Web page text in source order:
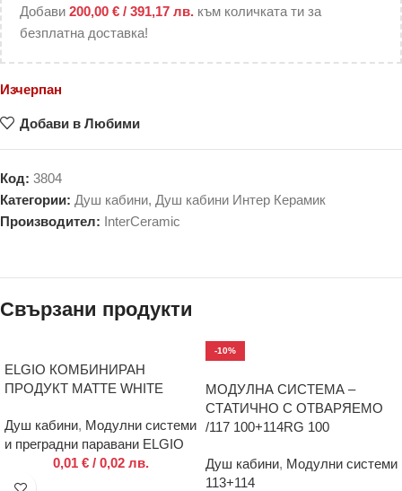
Добави 200,00 € / 391,17 лв. към количката ти за
безплатна доставка!
Изчерпан
Добави в Любими
Код: 3804
Категории: Душ кабини, Душ кабини Интер Керамик
Производител: InterCeramic
Свързани продукти
ELGIO КОМБИНИРАН
ПРОДУКТ MATTE WHITE
Душ кабини, Модулни системи
и преградни паравани ELGIO
0,01 €/ 0,02 лв.
-10%
МОДУЛНА СИСТЕМА –
СТАТИЧНО С ОТВАРЯЕМО
/117 100+114RG 100
Душ кабини, Модулни системи
113+114